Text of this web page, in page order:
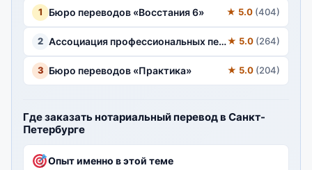
1 Бюро переводов «Восстания 6» ★ 5.0 (404)
2 Ассоциация профессиональных переводчиков★ 5.0 (264)
3 Бюро переводов «Практика» ★ 5.0 (204)
Где заказать нотариальный перевод в Санкт-
Петербурге
Опыт именно в этой теме